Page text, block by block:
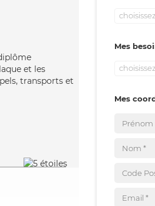
et les
transports et
Mes
Mes